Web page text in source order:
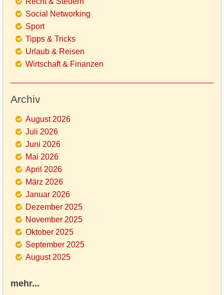
Social Networking
Sport
Tipps & Tricks
Urlaub & Reisen
Wirtschaft & Finanzen
Archiv
August 2026
Juli 2026
Juni 2026
Mai 2026
April 2026
März 2026
Januar 2026
Dezember 2025
November 2025
Oktober 2025
September 2025
August 2025
mehr...